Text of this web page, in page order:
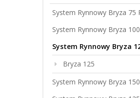
System Rynnowy Bryza 75
System Rynnowy Bryza 100
System Rynnowy Bryza
Bryza 125
System Rynnowy Bryza 150